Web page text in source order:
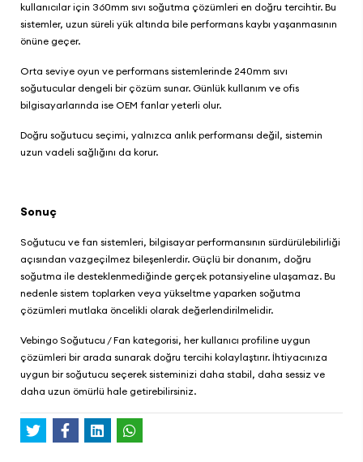
kullanıcılar için 360mm sıvı soğutma çözümleri en doğru tercihtir. Bu
sistemler, uzun süreli yük altında bile performans kaybı yaşanmasının
önüne geçer.
Orta seviye oyun ve performans sistemlerinde 240mm sıvı
soğutucular dengeli bir çözüm sunar. Günlük kullanım ve ofis
bilgisayarlarında ise OEM fanlar yeterli olur.
Doğru soğutucu seçimi, yalnızca anlık performansı değil, sistemin
uzun vadeli sağlığını da korur.
Sonuç
Soğutucu ve fan sistemleri, bilgisayar performansının sürdürülebilirliği
açısından vazgeçilmez bileşenlerdir. Güçlü bir donanım, doğru
soğutma ile desteklenmediğinde gerçek potansiyeline ulaşamaz. Bu
nedenle sistem toplarken veya yükseltme yaparken soğutma
çözümleri mutlaka öncelikli olarak değerlendirilmelidir.
Vebingo Soğutucu / Fan kategorisi, her kullanıcı profiline uygun
çözümleri bir arada sunarak doğru tercihi kolaylaştırır. İhtiyacınıza
uygun bir soğutucu seçerek sisteminizi daha stabil, daha sessiz ve
daha uzun ömürlü hale getirebilirsiniz.